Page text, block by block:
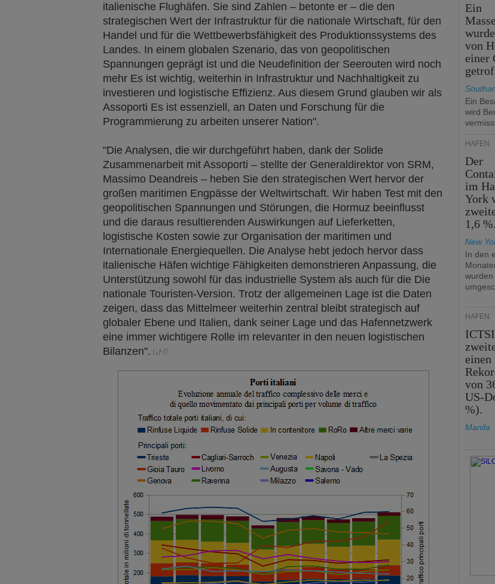
italienische Flughäfen. Sie sind Zahlen – betonte er – die den
strategischen Wert der Infrastruktur für die nationale Wirtschaft, für den
Handel und für die Wettbewerbsfähigkeit des Produktionssystems des
Landes. In einem globalen Szenario, das von geopolitischen
Spannungen geprägt ist und die Neudefinition der Seerouten wird noch
mehr Es ist wichtig, weiterhin in Infrastruktur und Nachhaltigkeit zu
investieren und logistische Effizienz. Aus diesem Grund glauben wir als
Assoporti Es ist essenziell, an Daten und Forschung für die
Programmierung zu arbeiten unserer Nation".
"Die Analysen, die wir durchgeführt haben, dank der Solide
Zusammenarbeit mit Assoporti – stellte der Generaldirektor von SRM,
Massimo Deandreis – heben Sie den strategischen Wert hervor der
großen maritimen Engpässe der Weltwirtschaft. Wir haben Test mit den
geopolitischen Spannungen und Störungen, die Hormuz beeinflusst
und die daraus resultierenden Auswirkungen auf Lieferketten,
logistische Kosten sowie zur Organisation der maritimen und
Internationale Energiequellen. Die Analyse hebt jedoch hervor dass
italienische Häfen wichtige Fähigkeiten demonstrieren Anpassung, die
Unterstützung sowohl für das industrielle System als auch für die Die
nationale Touristen-Version. Trotz der allgemeinen Lage ist die Daten
zeigen, dass das Mittelmeer weiterhin zentral bleibt strategisch auf
globaler Ebene und Italien, dank seiner Lage und das Hafennetzwerk
eine immer wichtigere Rolle im relevanter in den neuen logistischen
Bilanzen".
Ein
von
einer
Ein
wird
HÄFEN
Der
im
York
1,6 %.
New
In den
wurden
HÄFEN
einen
von
US-
%).
Manila